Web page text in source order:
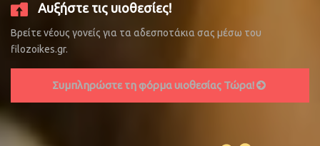
Αυξήστε τις υιοθεσίες!
Βρείτε νέους γονείς για τα αδεσποτάκια σας μέσω του
filozoikes.gr.
Συμπληρώστε τη φόρμα υιοθεσίας Τώρα!